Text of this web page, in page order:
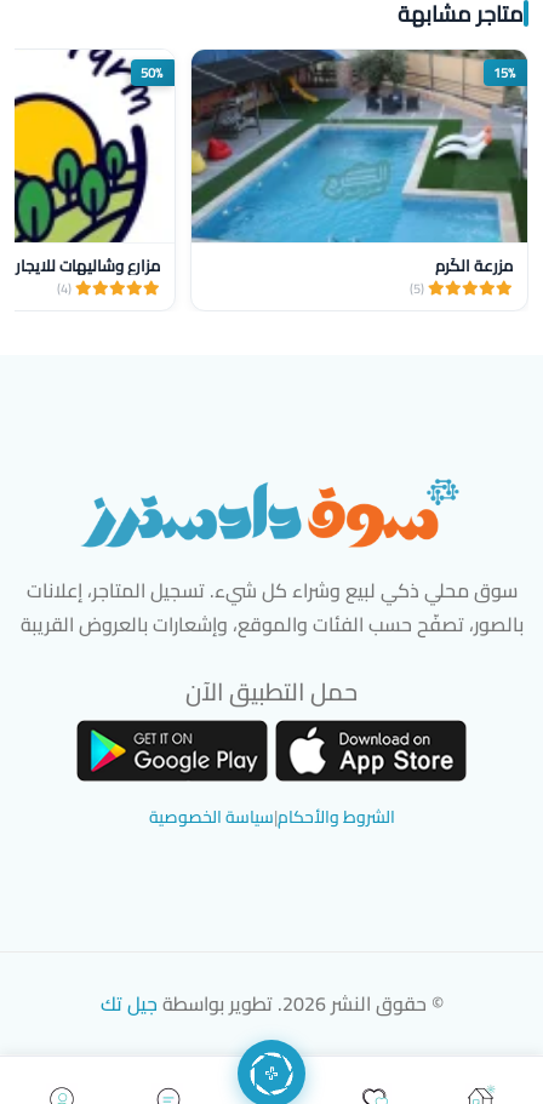
متاجر مشابهة
15%
مزرعة الكَرِم
(5)
50%
مزارع وشاليهات للايجار yalla farm
(4)
سوق محلي ذكي لبيع وشراء كل شيء. تسجيل المتاجر، إعلانات
بالصور، تصفّح حسب الفئات والموقع، وإشعارات بالعروض القريبة
حمل التطبيق الآن
الشروط والأحكام|سياسة الخصوصية
© حقوق النشر 2026. تطوير بواسطة جيل تك